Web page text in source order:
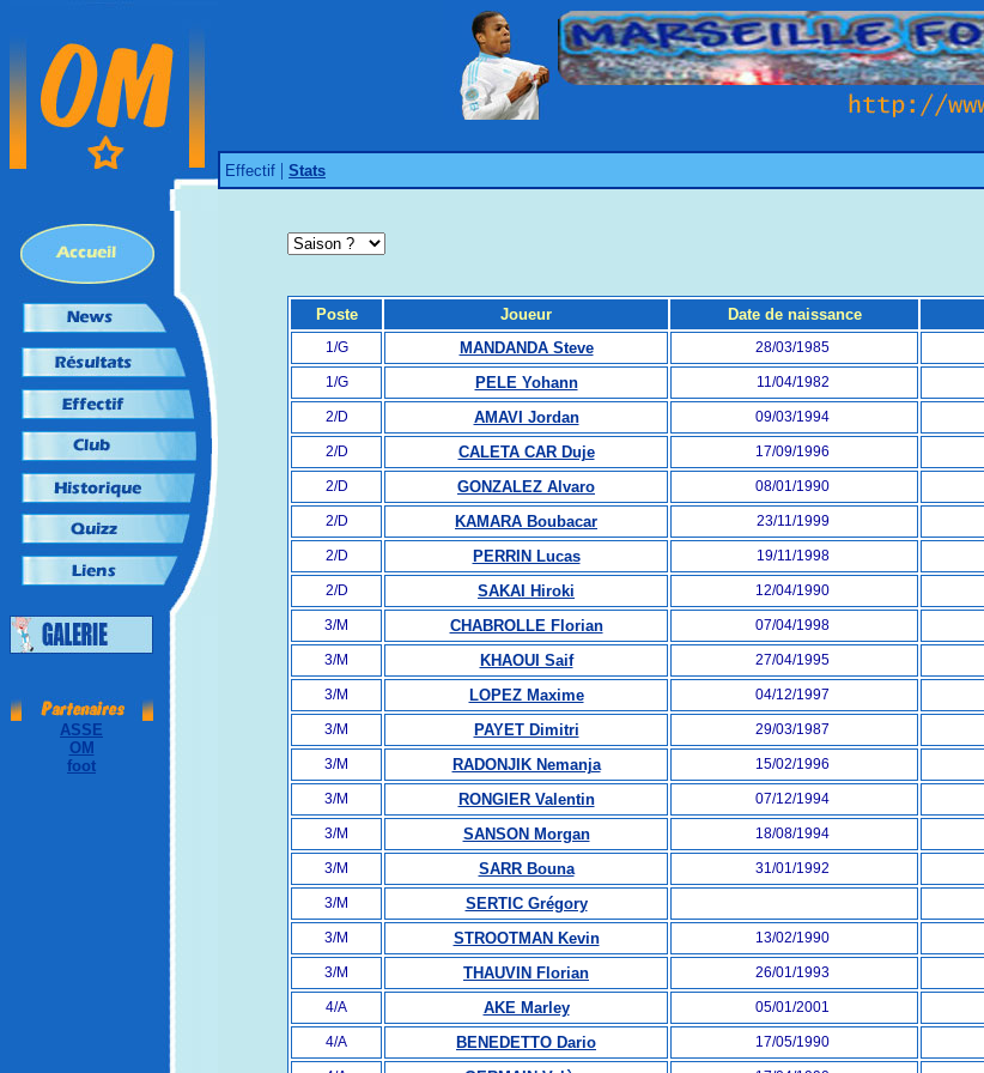
Effectif | Stats
ASSE
OM
foot
Poste Joueur Date de naissance
1/G MANDANDA Steve 28/03/1985
1/G PELE Yohann 11/04/1982
2/D AMAVI Jordan 09/03/1994
2/D CALETA CAR Duje 17/09/1996
2/D GONZALEZ Alvaro 08/01/1990
2/D KAMARA Boubacar 23/11/1999
2/D PERRIN Lucas 19/11/1998
2/D SAKAI Hiroki 12/04/1990
3/M CHABROLLE Florian 07/04/1998
3/M KHAOUI Saif 27/04/1995
3/M LOPEZ Maxime 04/12/1997
3/M PAYET Dimitri 29/03/1987
3/M RADONJIK Nemanja 15/02/1996
3/M RONGIER Valentin 07/12/1994
3/M SANSON Morgan 18/08/1994
3/M SARR Bouna 31/01/1992
3/M SERTIC Grégory
3/M STROOTMAN Kevin 13/02/1990
3/M THAUVIN Florian 26/01/1993
4/A AKE Marley 05/01/2001
4/A BENEDETTO Dario 17/05/1990